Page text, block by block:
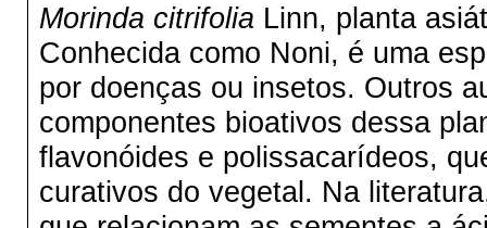
Morinda citrifolia Linn, planta
Conhecida como Noni, é uma
por doenças ou insetos. Outros
componentes bioativos dessa
flavonóides e polissacarídeos,
curativos do vegetal. Na